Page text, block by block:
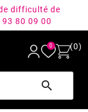
difficulté de
80 09 00
0 (0)
